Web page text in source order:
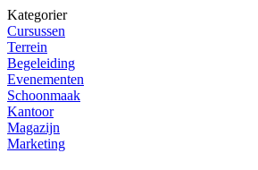
Kategorier
Cursussen
Terrein
Begeleiding
Evenementen
Schoonmaak
Kantoor
Magazijn
Marketing